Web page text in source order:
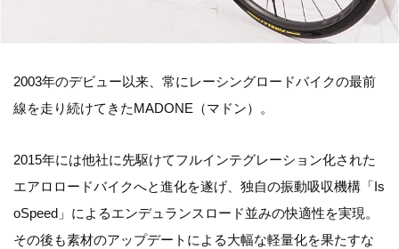
2003年のデビュー以来、常にレーシングロードバイクの最前
線を走り続けてきたMADONE（マドン）。
2015年には他社に先駆けてフルインテグレーション化された
エアロロードバイクへと進化を遂げ、独自の振動吸収機構「Is
oSpeed」によるエンデュランスロード並みの快適性を実現。
その後も素材のアップデートによる大幅な軽量化を果たすな